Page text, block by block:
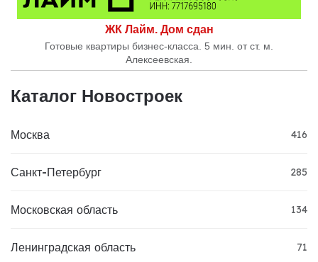
ЖК Лайм. Дом сдан
Готовые квартиры бизнес-класса. 5 мин. от ст. м.
Алексеевская.
Каталог Новостроек
Москва 416
Санкт-Петербург 285
Московская область 134
Ленинградская область 71